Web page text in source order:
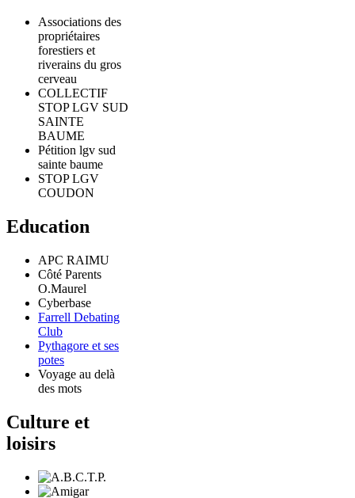
Associations des
propriétaires
forestiers et
riverains du gros
cerveau
COLLECTIF
STOP LGV SUD
SAINTE
BAUME
Pétition lgv sud
sainte baume
STOP LGV
COUDON
Education
APC RAIMU
Côté Parents
O.Maurel
Cyberbase
Farrell Debating
Club
Pythagore et ses
potes
Voyage au delà
des mots
Culture et
loisirs